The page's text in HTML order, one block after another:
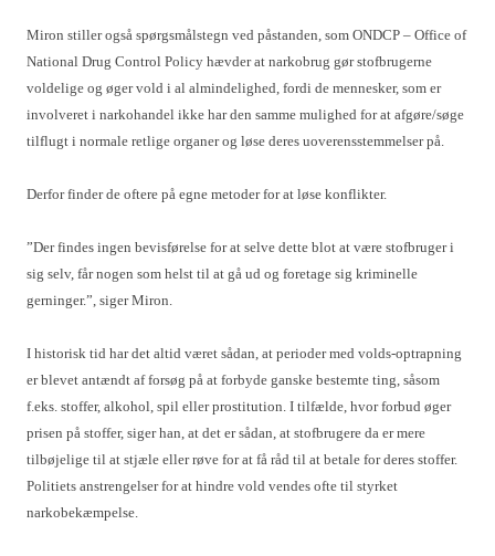
Miron stiller også spørgsmålstegn ved påstanden, som ONDCP – Office of
National Drug Control Policy hævder at narkobrug gør stofbrugerne
voldelige og øger vold i al almindelighed, fordi de mennesker, som er
involveret i narkohandel ikke har den samme mulighed for at afgøre/søge
tilflugt i normale retlige organer og løse deres uoverensstemmelser på.
Derfor finder de oftere på egne metoder for at løse konflikter.
”Der findes ingen bevisførelse for at selve dette blot at være stofbruger i
sig selv, får nogen som helst til at gå ud og foretage sig kriminelle
gerninger.”, siger Miron.
I historisk tid har det altid været sådan, at perioder med volds-optrapning
er blevet antændt af forsøg på at forbyde ganske bestemte ting, såsom
f.eks. stoffer, alkohol, spil eller prostitution. I tilfælde, hvor forbud øger
prisen på stoffer, siger han, at det er sådan, at stofbrugere da er mere
tilbøjelige til at stjæle eller røve for at få råd til at betale for deres stoffer.
Politiets anstrengelser for at hindre vold vendes ofte til styrket
narkobekæmpelse.